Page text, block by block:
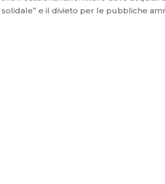
solidale” e il divieto per le pubbliche